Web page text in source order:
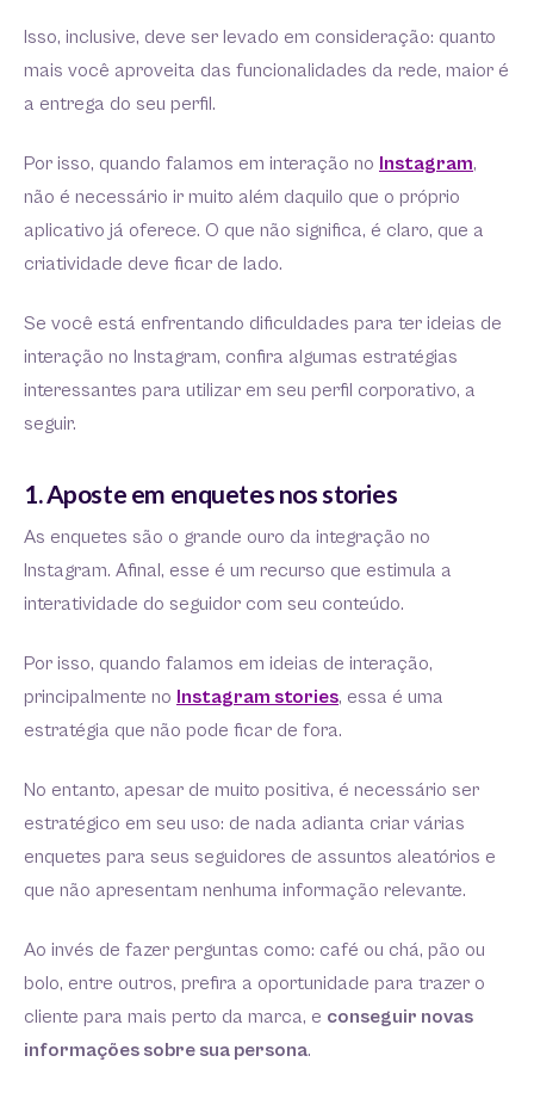
Isso, inclusive, deve ser levado em consideração: quanto
mais você aproveita das funcionalidades da rede, maior é
a entrega do seu perfil.
Por isso, quando falamos em interação no Instagram,
não é necessário ir muito além daquilo que o próprio
aplicativo já oferece. O que não significa, é claro, que a
criatividade deve ficar de lado.
Se você está enfrentando dificuldades para ter ideias de
interação no Instagram, confira algumas estratégias
interessantes para utilizar em seu perfil corporativo, a
seguir.
1. Aposte em enquetes nos stories
As enquetes são o grande ouro da integração no
Instagram. Afinal, esse é um recurso que estimula a
interatividade do seguidor com seu conteúdo.
Por isso, quando falamos em ideias de interação,
principalmente no Instagram stories, essa é uma
estratégia que não pode ficar de fora.
No entanto, apesar de muito positiva, é necessário ser
estratégico em seu uso: de nada adianta criar várias
enquetes para seus seguidores de assuntos aleatórios e
que não apresentam nenhuma informação relevante.
Ao invés de fazer perguntas como: café ou chá, pão ou
bolo, entre outros, prefira a oportunidade para trazer o
cliente para mais perto da marca, e conseguir novas
informações sobre sua persona.